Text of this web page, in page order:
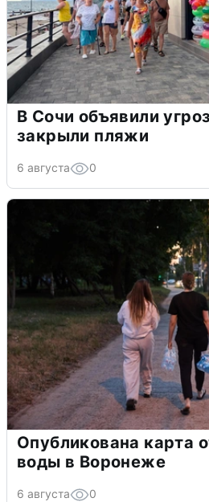
В Сочи объявили
закрыли пляжи
6 августа 0
Опубликована карта
воды в Воронеже
6 августа 0